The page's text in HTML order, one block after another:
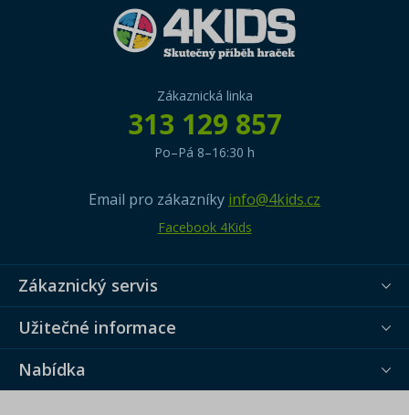
Zákaznická linka
313 129 857
Po–Pá 8–16:30 h
Email pro zákazníky info@4kids.cz
Facebook 4Kids
Zákaznický servis
Užitečné informace
Nabídka